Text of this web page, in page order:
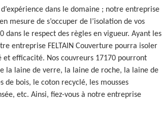
dans le domaine ; notre entreprise
mesure de s’occuper de l’isolation de vos
dans le respect des règles en vigueur. Ayant les
entreprise FELTAIN Couverture pourra isoler
et efficacité. Nos couvreurs 17170 pourront
la laine de verre, la laine de roche, la laine de
de bois, le coton recyclé, les mousses
etc. Ainsi, fiez-vous à notre entreprise